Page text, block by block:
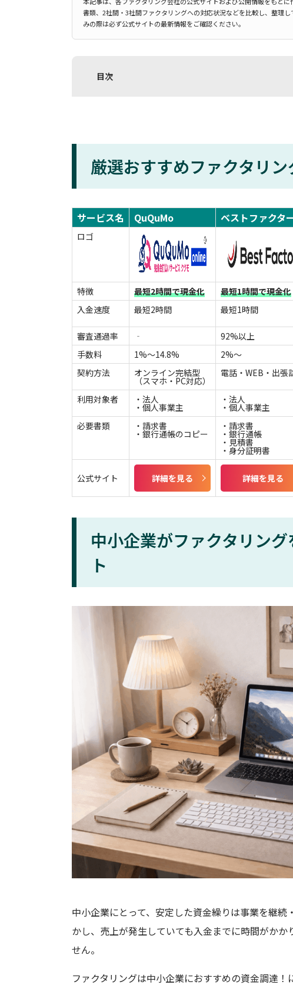
書類、2社間・3社間ファクタリングへの対応状況などを比較し、整理
みの際は必ず公式サイトの最新情報をご確認ください。
目次
厳選おすすめファクタリン
サービス名 QuQuMo ベストファクタ
ロゴ
特徴 最短2時間で現金化 最短1時間で現金化
入金速度
最短2時間 最短1時間
審査通過率 ‐ 92%以上
手数料
1%～14.8% 2%〜
契約方法
オンライン完結型
（スマホ・PC対応）
電話・WEB・出張
利用対象者 ・法人
・個人事業主
・法人
・個人事業主
必要書類
・請求書
・銀行通帳のコピー
・請求書
・銀行通帳
・見積書
・身分証明書
公式サイト 詳細を見る 詳細を見る
中小企業がファクタリン
ト
中小企業にとって、安定した資金繰りは事業を継
かし、売上が発生していても入金までに時間がか
せん。
ファクタリングは中小企業におすすめの資金調達！